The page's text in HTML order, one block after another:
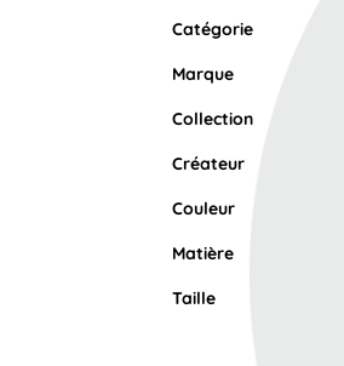
Catégorie
Marque
Collection
Créateur
Couleur
Matière
Taille